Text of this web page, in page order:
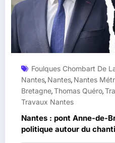
Foulques Chombart De
Nantes, Nantes, Nantes
Bretagne,Thomas Quéro,
Travaux Nantes
Nantes : pont Anne-de-
politique autour du